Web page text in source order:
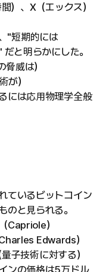
）、X（エックス）
"短期的には
と明らかにした。
威は）
が）
には応用物理学全般
ているビットコイン
のと見られる。
Capriole）
Edwards）
子技術に対する）
ンの価格は5万ドル